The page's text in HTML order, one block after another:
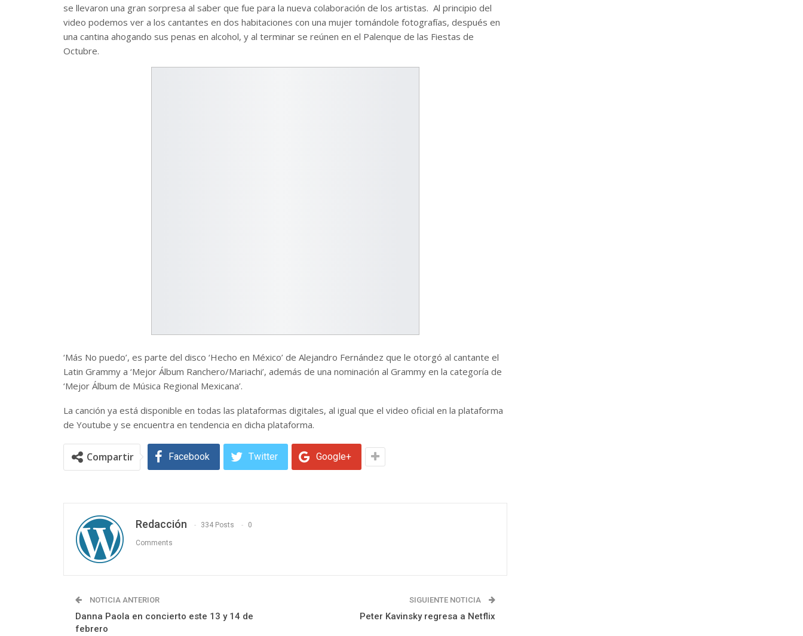
se llevaron una gran sorpresa al saber que fue para la nueva colaboración de los artistas. Al principio del
video podemos ver a los cantantes en dos habitaciones con una mujer tomándole fotografías, después en
una cantina ahogando sus penas en alcohol, y al terminar se reúnen en el Palenque de las Fiestas de
Octubre.
‘Más No puedo’, es parte del disco ‘Hecho en México’ de Alejandro Fernández que le otorgó al cantante el
Latin Grammy a ‘Mejor Álbum Ranchero/Mariachi’, además de una nominación al Grammy en la categoría de
‘Mejor Álbum de Música Regional Mexicana’.
La canción ya está disponible en todas las plataformas digitales, al igual que el video oficial en la plataforma
de Youtube y se encuentra en tendencia en dicha plataforma.
Compartir Facebook Twitter Google+
Redacción 334 Posts 0
Comments
NOTICIA ANTERIOR
Danna Paola en concierto este 13 y 14 de
febrero
SIGUIENTE NOTICIA
Peter Kavinsky regresa a Netflix